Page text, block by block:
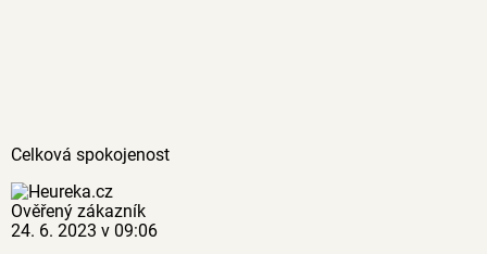
Celková spokojenost
Ověřený zákazník
24. 6. 2023 v 09:06